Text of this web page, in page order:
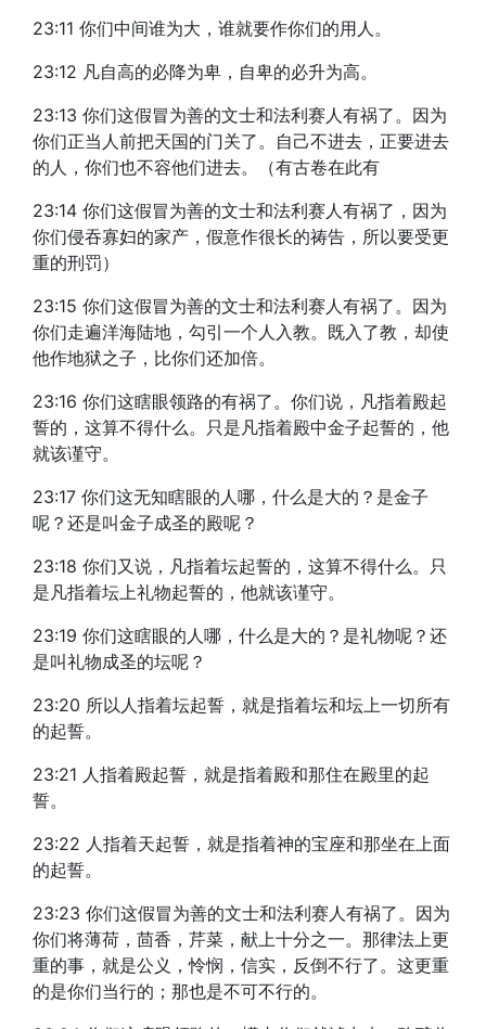
23:11 你们中间谁为大，谁就要作你们的用人。
23:12 凡自高的必降为卑，自卑的必升为高。
23:13 你们这假冒为善的文士和法利赛人有祸了。因为
你们正当人前把天国的门关了。自己不进去，正要进去
的人，你们也不容他们进去。（有古卷在此有
23:14 你们这假冒为善的文士和法利赛人有祸了，因为
你们侵吞寡妇的家产，假意作很长的祷告，所以要受更
重的刑罚）
23:15 你们这假冒为善的文士和法利赛人有祸了。因为
你们走遍洋海陆地，勾引一个人入教。既入了教，却使
他作地狱之子，比你们还加倍。
23:16 你们这瞎眼领路的有祸了。你们说，凡指着殿起
誓的，这算不得什么。只是凡指着殿中金子起誓的，他
就该谨守。
23:17 你们这无知瞎眼的人哪，什么是大的？是金子
呢？还是叫金子成圣的殿呢？
23:18 你们又说，凡指着坛起誓的，这算不得什么。只
是凡指着坛上礼物起誓的，他就该谨守。
23:19 你们这瞎眼的人哪，什么是大的？是礼物呢？还
是叫礼物成圣的坛呢？
23:20 所以人指着坛起誓，就是指着坛和坛上一切所有
的起誓。
23:21 人指着殿起誓，就是指着殿和那住在殿里的起
誓。
23:22 人指着天起誓，就是指着神的宝座和那坐在上面
的起誓。
23:23 你们这假冒为善的文士和法利赛人有祸了。因为
你们将薄荷，茴香，芹菜，献上十分之一。那律法上更
重的事，就是公义，怜悯，信实，反倒不行了。这更重
的是你们当行的；那也是不可不行的。